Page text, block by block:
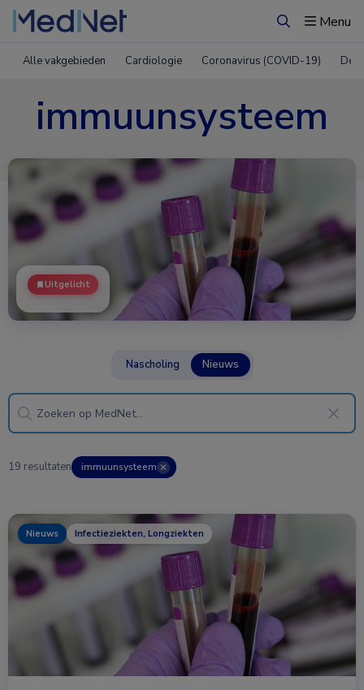
ZoekenMenu
Alle vakgebieden Cardiologie Coronavirus (COVID-19)
immuunsysteem
Uitgelicht
Nascholing Nieuws
19 resultaten immuunsysteem ✕
Nieuws Infectieziekten, Longziekten